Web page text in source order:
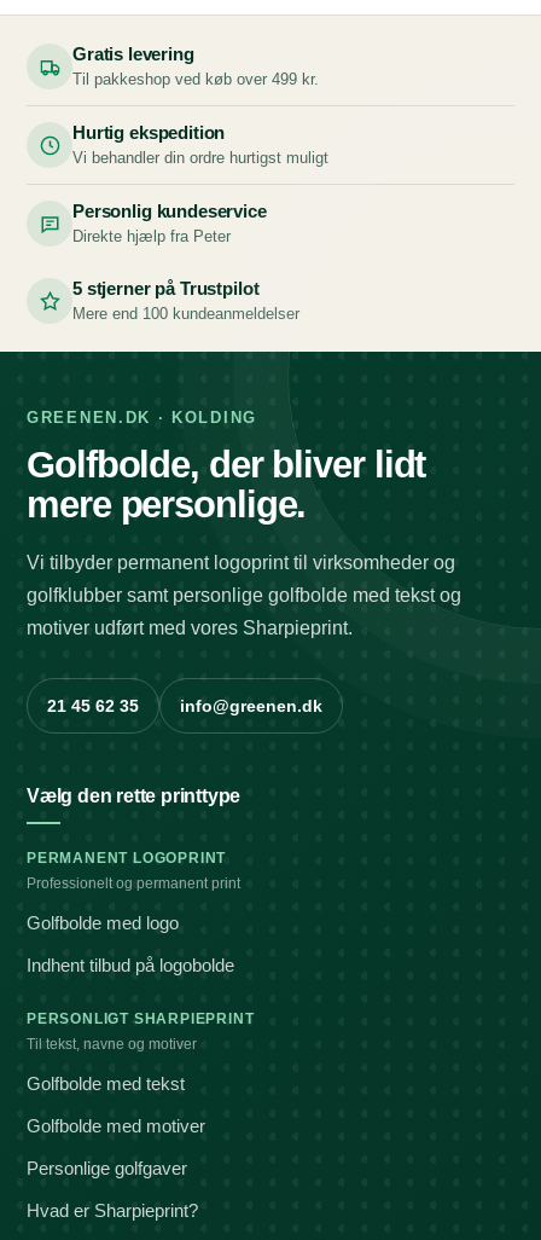
Gratis levering
Til pakkeshop ved køb over 499 kr.
Hurtig ekspedition
Vi behandler din ordre hurtigst muligt
Personlig kundeservice
Direkte hjælp fra Peter
5 stjerner på Trustpilot
Mere end 100 kundeanmeldelser
GREENEN.DK · KOLDING
Golfbolde, der bliver lidt
mere personlige.
Vi tilbyder permanent logoprint til virksomheder og
golfklubber samt personlige golfbolde med tekst og
motiver udført med vores Sharpieprint.
21 45 62 35 info@greenen.dk
Vælg den rette printtype
PERMANENT LOGOPRINT
Professionelt og permanent print
Golfbolde med logo
Indhent tilbud på logobolde
PERSONLIGT SHARPIEPRINT
Til tekst, navne og motiver
Golfbolde med tekst
Golfbolde med motiver
Personlige golfgaver
Hvad er Sharpieprint?